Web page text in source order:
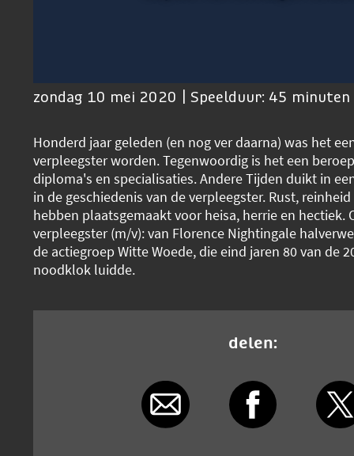
zondag 10 mei 2020 | Speelduur: 45 minuten
Honderd jaar geleden (en nog ver daarna) was het
verpleegster worden. Tegenwoordig is het een
diploma's en specialisaties. Andere Tijden duikt in
in de geschiedenis van de verpleegster. Rust,
hebben plaatsgemaakt voor heisa, herrie en hectiek.
verpleegster (m/v): van Florence Nightingale
de actiegroep Witte Woede, die eind jaren 80 van de
noodklok luidde.
delen: